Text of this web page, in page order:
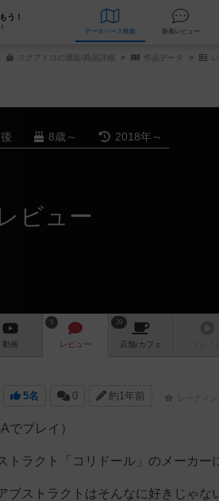
う！
データベース 検索 新着
スクアドロの通販/商品詳細 作品データ
8歳～ 2018年～
ビュー
動画
5
レビュー
39
店舗/カフェ
5名 0 約1年前 レーティ
でプレイ）
トラクト「コリドール」のメーカー
ブストラクトはそんなに好きじゃ